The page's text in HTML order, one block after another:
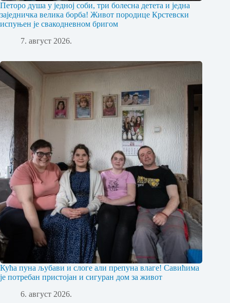
Петоро душа у једној соби, три болесна детета и једна
заједничка велика борба! Живот породице Крстевски
испуњен је свакодневном бригом
7. август 2026.
Кућа пуна љубави и слоге али препуна влаге! Савићима
је потребан пристојан и сигуран дом за живот
6. август 2026.